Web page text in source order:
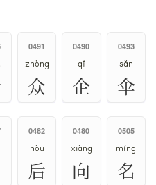
0491
zhòng
众
0490
qǐ
企
0493
sǎn
伞
0482
hòu
后
0480
xiàng
向
0505
míng
名